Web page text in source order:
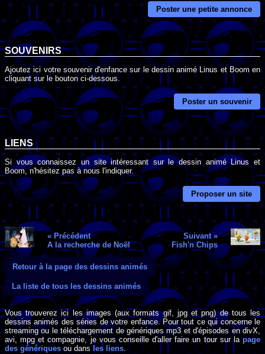
Poster une petite annonce
SOUVENIRS
Ajoutez ici votre souvenir d'enfance sur le dessin animé Linus et Boom en
cliquant sur le bouton ci-dessous.
Poster un souvenir
LIENS
Si vous connaissez un site intéressant sur le dessin animé Linus et
Boom, n'hésitez pas à nous l'indiquer.
Proposer un site
« Précédent
A la recherche de Noël
Suivant »
Fish'n Chips
Retour à la page des dessins animés
La liste de tous les dessins animés
Vous trouverez ici les images (aux formats gif, jpg et png) de tous les
dessins animés des séries de votre enfance. Pour tout ce qui concerne le
streaming ou le téléchargement de génériques mp3 et d'épisodes en divX,
avi, mpg et compagnie, je vous conseille d'aller faire un tour sur la page
des génériques ou dans les liens.